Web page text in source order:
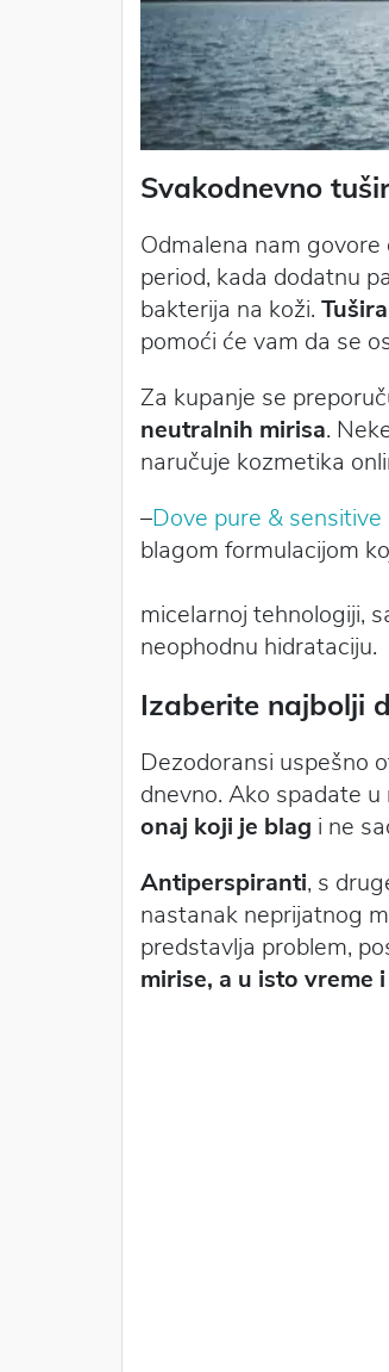
Svakodnevno
Odmalena nam govore
period, kada dodatnu
bakterija na koži.
pomoći će vam da se
Za kupanje se
neutralnih mirisa.
naručuje kozmetika
–Dove pure & sensitive
blagom
micelarnoj tehnologiji,
neophodnu hidrataciju.
Izaberite najbolji
Dezodoransi uspešno
dnevno. Ako spadate
onaj koji je blag i ne
Antiperspiranti, s
nastanak neprijatnog
predstavlja problem,
mirise, a u isto vreme